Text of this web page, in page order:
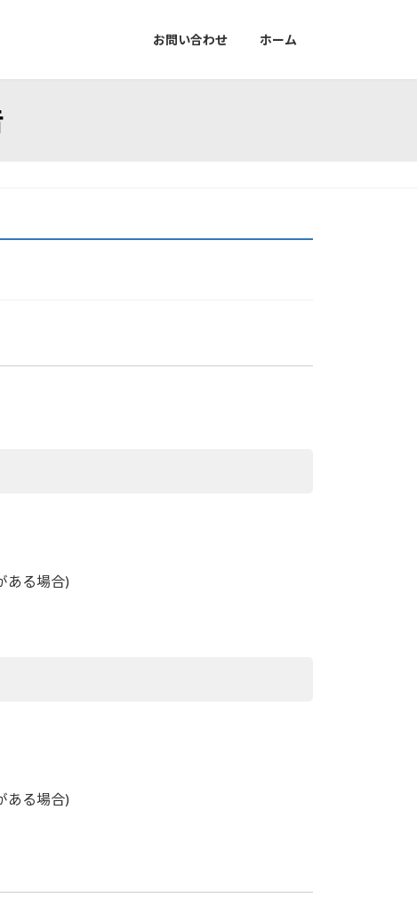
お問い合わせ ホーム
ある場合)
ある場合)